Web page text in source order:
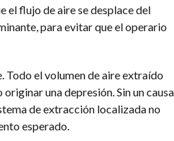
el flujo de aire se desplace del
para evitar que el operario
Todo el volumen de aire extraído
una depresión. Sin un causa
de extracción localizada no
esperado.